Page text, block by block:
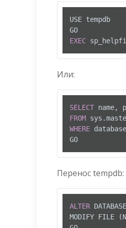
USE tempdb
EXEC
Или:
SELECT name,
FROM
WHERE
GO
Перенос tempdb:
ALTER
MODIFY FILE